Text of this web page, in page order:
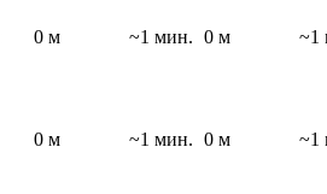
0 м ~1 мин. 0 м ~1
0 м ~1 мин. 0 м ~1